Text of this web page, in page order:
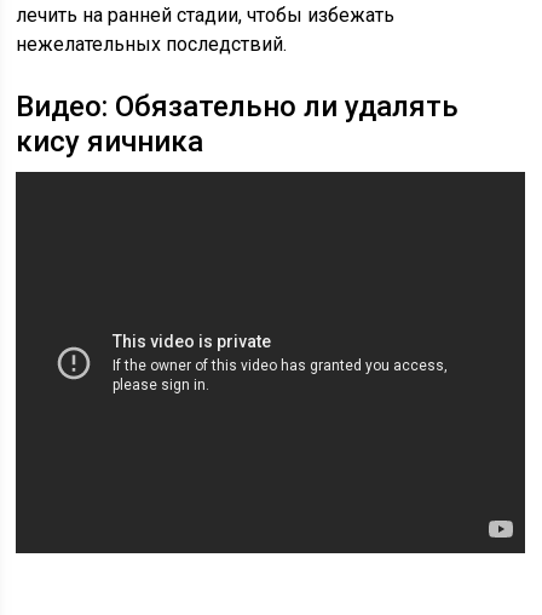
лечить на ранней стадии, чтобы избежать
нежелательных последствий.
Видео: Обязательно ли удалять
кису яичника